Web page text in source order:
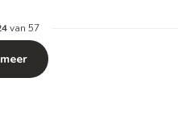
van 57